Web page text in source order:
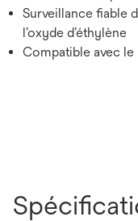
Surveillance fiable
l’oxyde d’éthylène
Compatible avec